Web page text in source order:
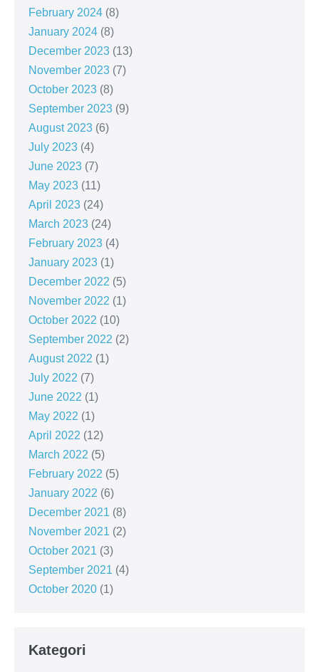
February 2024 (8)
January 2024 (8)
December 2023 (13)
November 2023 (7)
October 2023 (8)
September 2023 (9)
August 2023 (6)
July 2023 (4)
June 2023 (7)
May 2023 (11)
April 2023 (24)
March 2023 (24)
February 2023 (4)
January 2023 (1)
December 2022 (5)
November 2022 (1)
October 2022 (10)
September 2022 (2)
August 2022 (1)
July 2022 (7)
June 2022 (1)
May 2022 (1)
April 2022 (12)
March 2022 (5)
February 2022 (5)
January 2022 (6)
December 2021 (8)
November 2021 (2)
October 2021 (3)
September 2021 (4)
October 2020 (1)
Kategori